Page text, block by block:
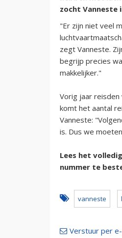
zocht Vanneste
"Er zijn niet veel
zegt Vanneste.
begrijp precies
makkelijker."
Vorig jaar
komt het aantal
Vanneste:
is. Dus we
Lees het
nummer te
vanneste
Verstuur per